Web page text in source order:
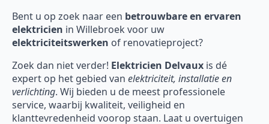
Bent u op zoek naar een betrouwbare en ervaren
elektricien in Willebroek voor uw
elektriciteitswerken of renovatieproject?
Zoek dan niet verder! Elektricien Delvaux is dé
expert op het gebied van elektriciteit, installatie en
verlichting. Wij bieden u de meest professionele
service, waarbij kwaliteit, veiligheid en
klanttevredenheid voorop staan. Laat u overtuigen